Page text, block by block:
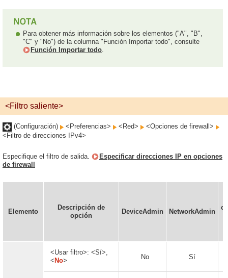
Para obtener más información sobre los elementos ("A", "B",
"C" y "No") de la columna "Función Importar todo", consulte
Función Importar todo.
<Filtro saliente>
(Configuración) <Preferencias> <Red>
<Opciones de firewall>
<Filtro de direcciones IPv4>
Especifique el filtro de salida.
Especificar direcciones IP en opciones
de firewall
Elemento
Descripción de
opción
DeviceAdmin NetworkAdmin
<Usar filtro>: <Sí>,
< No> No Sí